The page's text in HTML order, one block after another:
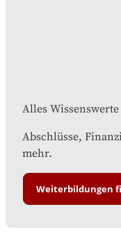
Alles
Abschlüsse,
mehr.
Weiterbildungen